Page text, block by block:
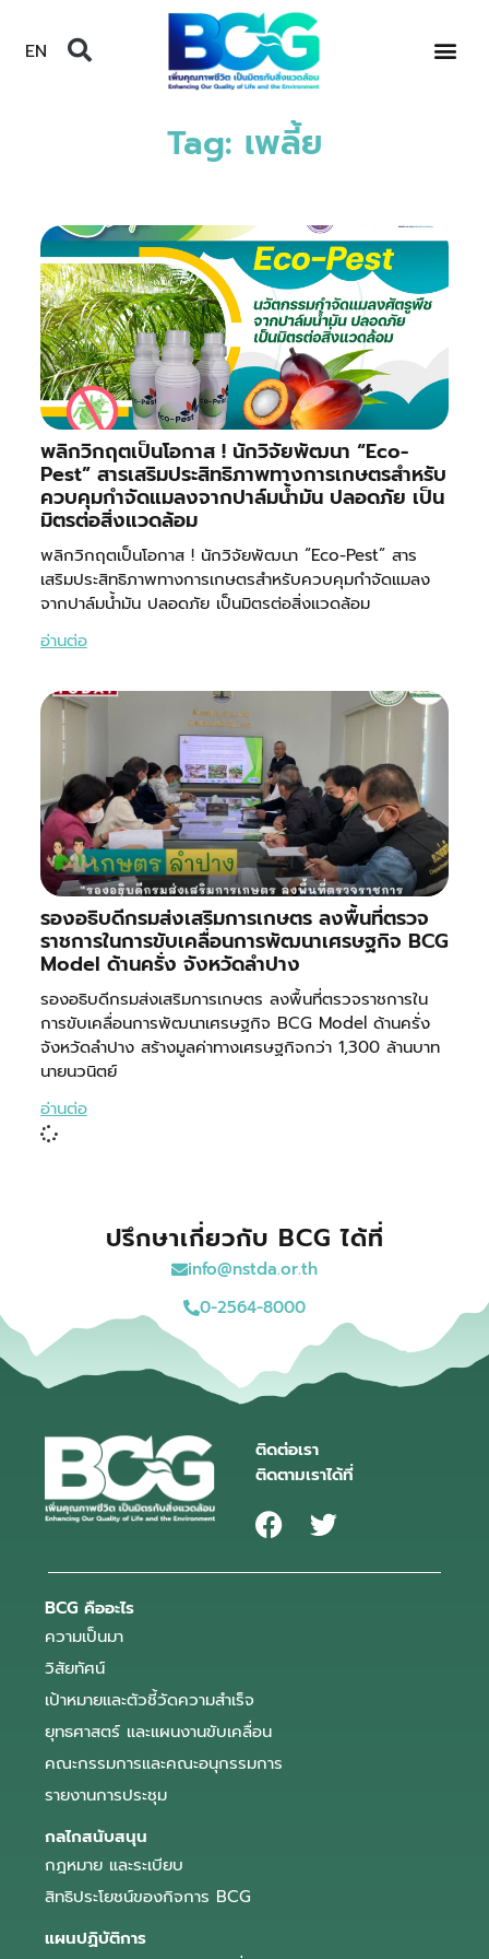
EN
Tag: เพลี้ย
พลิกวิกฤตเป็นโอกาส ! นักวิจัยพัฒนา “Eco-
Pest” สารเสริมประสิทธิภาพทางการเกษตรสำหรับ
ควบคุมกำจัดแมลงจากปาล์มน้ำมัน ปลอดภัย เป็น
มิตรต่อสิ่งแวดล้อม
พลิกวิกฤตเป็นโอกาส ! นักวิจัยพัฒนา “Eco-Pest” สาร
เสริมประสิทธิภาพทางการเกษตรสำหรับควบคุมกำจัดแมลง
จากปาล์มน้ำมัน ปลอดภัย เป็นมิตรต่อสิ่งแวดล้อม
อ่านต่อ
รองอธิบดีกรมส่งเสริมการเกษตร ลงพื้นที่ตรวจ
ราชการในการขับเคลื่อนการพัฒนาเศรษฐกิจ BCG
Model ด้านครั่ง จังหวัดลำปาง
รองอธิบดีกรมส่งเสริมการเกษตร ลงพื้นที่ตรวจราชการใน
การขับเคลื่อนการพัฒนาเศรษฐกิจ BCG Model ด้านครั่ง
จังหวัดลำปาง สร้างมูลค่าทางเศรษฐกิจกว่า 1,300 ล้านบาท
นายนวนิตย์
อ่านต่อ
ปรึกษาเกี่ยวกับ BCG ได้ที่
info@nstda.or.th
0-2564-8000
ติดต่อเรา
ติดตามเราได้ที่
BCG คืออะไร
ความเป็นมา
วิสัยทัศน์
เป้าหมายและตัวชี้วัดความสำเร็จ
ยุทธศาสตร์ และแผนงานขับเคลื่อน
คณะกรรมการและคณะอนุกรรมการ
รายงานการประชุม
กลไกสนับสนุน
กฎหมาย และระเบียบ
สิทธิประโยชน์ของกิจการ BCG
แผนปฏิบัติการ